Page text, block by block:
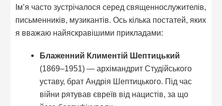
Ім’я часто зустрічалося серед священнослужителів,
письменників, музикантів. Ось кілька постатей, яких
я вважаю найяскравішими прикладами:
Блаженний Климентій Шептицький
(1869–1951) — архімандрит Студійського
уставу, брат Андрія Шептицького. Під час
війни рятував євреїв від нацистів, за що